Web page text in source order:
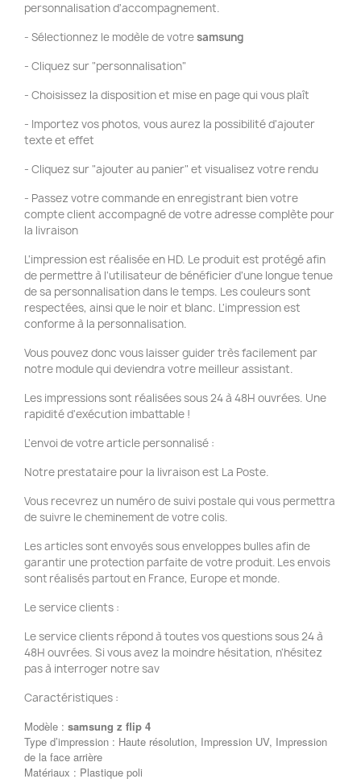
personnalisation d'accompagnement.
- Sélectionnez le modèle de votresamsung
- Cliquez sur "personnalisation"
- Choisissez la disposition et mise en page qui vous plaît
- Importez vos photos, vous aurez la possibilité d'ajouter
texte et effet
- Cliquez sur "ajouter au panier" et visualisez votre rendu
- Passez votre commande en enregistrant bien votre
compte client accompagné de votre adresse complète pour
la livraison
L'impression est réalisée en HD. Le produit est protégé afin
de permettre à l'utilisateur de bénéficier d'une longue tenue
de sa personnalisation dans le temps. Les couleurs sont
respectées, ainsi que le noir et blanc. L'impression est
conforme à la personnalisation.
Vous pouvez donc vous laisser guider très facilement par
notre module qui deviendra votre meilleur assistant.
Les impressions sont réalisées sous 24 à 48H ouvrées. Une
rapidité d'exécution imbattable !
L'envoi de votre article personnalisé :
Notre prestataire pour la livraison est La Poste.
Vous recevrez un numéro de suivi postale qui vous permettra
de suivre le cheminement de votre colis.
Les articles sont envoyés sous enveloppes bulles afin de
garantir une protection parfaite de votre produit. Les envois
sont réalisés partout en France, Europe et monde.
Le service clients :
Le service clients répond à toutes vos questions sous 24 à
48H ouvrées. Si vous avez la moindre hésitation, n'hésitez
pas à interroger notre sav
Caractéristiques :
Modèle : samsung z flip 4
Type d’impression : Haute résolution, Impression UV, Impression
de la face arrière
Matériaux : Plastique poli